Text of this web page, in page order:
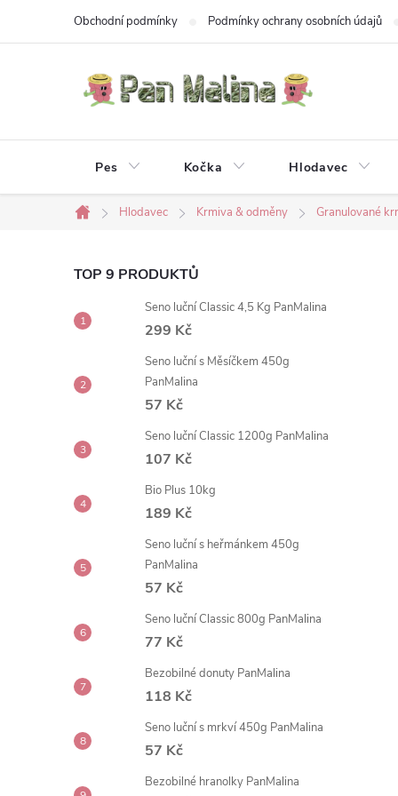
Obchodní podmínky Podmínky ochrany osobních údajů
Pes Kočka Hlodavec
Domů
Hlodavec Krmiva & odměny Granulované
P
o
s
r
a
n
í
p
a
n
TOP 9 PRODUKTŮ
Seno luční Classic 4,5 Kg PanMalina
299 Kč
Seno luční s Měsíčkem 450g
PanMalina
57 Kč
Seno luční Classic 1200g PanMalina
107 Kč
Bio Plus 10kg
189 Kč
Seno luční s heřmánkem 450g
PanMalina
57 Kč
Seno luční Classic 800g PanMalina
77 Kč
Bezobilné donuty PanMalina
118 Kč
Seno luční s mrkví 450g PanMalina
57 Kč
Bezobilné hranolky PanMalina